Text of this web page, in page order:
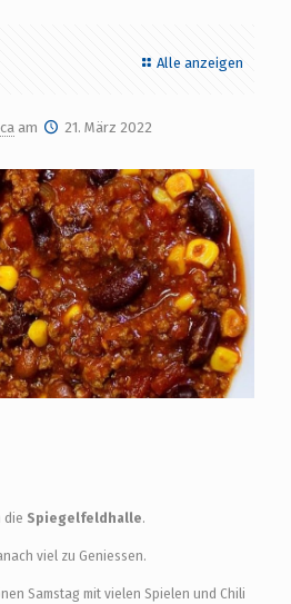
Alle anzeigen
am 21. März 2022
die Spiegelfeldhalle.
viel zu Geniessen.
Samstag mit vielen Spielen und Chili